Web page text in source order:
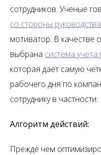
сотрудников. Ученые
со стороны руководства
мотиватор. В качестве
выбрана система
которая дает самую
рабочего дня по
сотруднику в частности.
Алгоритм действий:
Прежде чем